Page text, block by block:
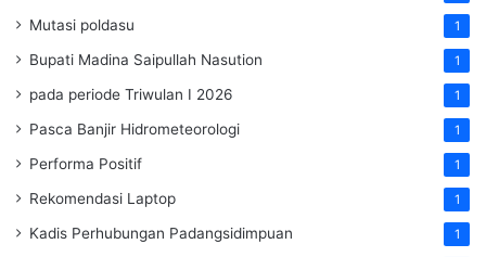
Mutasi poldasu 1
Bupati Madina Saipullah Nasution 1
pada periode Triwulan I 2026 1
Pasca Banjir Hidrometeorologi 1
Performa Positif 1
Rekomendasi Laptop 1
Kadis Perhubungan Padangsidimpuan 1